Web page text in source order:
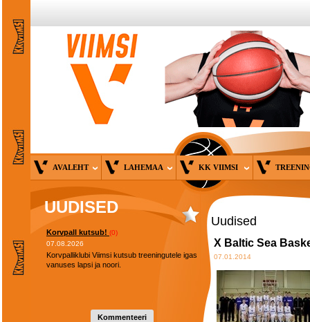
AVALEHT LAHEMAA KK VIIMSI
UUDISED
Korvpall kutsub! (0)
07.08.2026
Korvpalliklubi Viimsi kutsub treeningutele igas
vanuses lapsi ja noori.
Kommenteeri
Uudised
X Baltic Sea
07.01.2014